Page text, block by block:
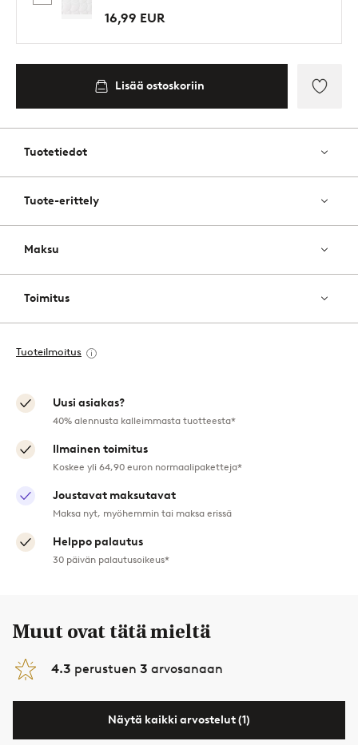
16,99 EUR
Lisää ostoskoriin
Tuotetiedot
Tuote-erittely
Maksu
Toimitus
Tuoteilmoitus
Uusi asiakas?
40% alennusta kalleimmasta tuotteesta*
Ilmainen toimitus
Koskee yli 64,90 euron normaalipaketteja*
Joustavat maksutavat
Maksa nyt, myöhemmin tai maksa erissä
Helppo palautus
30 päivän palautusoikeus*
Muut ovat tätä mieltä
4.3 perustuen 3 arvosanaan
Näytä kaikki arvostelut (1)